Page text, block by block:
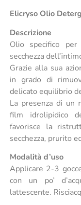
Elicryso Olio
Descrizione
Olio specifico
secchezza
Grazie alla sua
in grado di
delicato equilibrio
La presenza di
film idrolipidico
favorisce la
secchezza, prurito
Modalità d’uso
Applicare 2-3
con un po’
lattescente.